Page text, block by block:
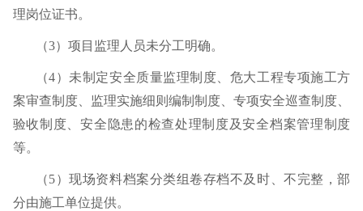
理岗位证书。
（3）项目监理人员未分工明确。
（4）未制定安全质量监理制度、危大工程专项施工方
案审查制度、监理实施细则编制制度、专项安全巡查制度、
验收制度、安全隐患的检查处理制度及安全档案管理制度
等。
（5）现场资料档案分类组卷存档不及时、不完整，部
分由施工单位提供。